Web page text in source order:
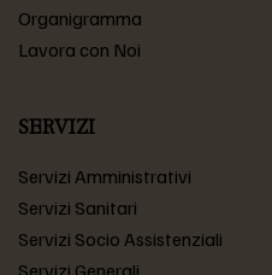
Organigramma
Lavora con Noi
SERVIZI
Servizi Amministrativi
Servizi Sanitari
Servizi Socio Assistenziali
Servizi Generali